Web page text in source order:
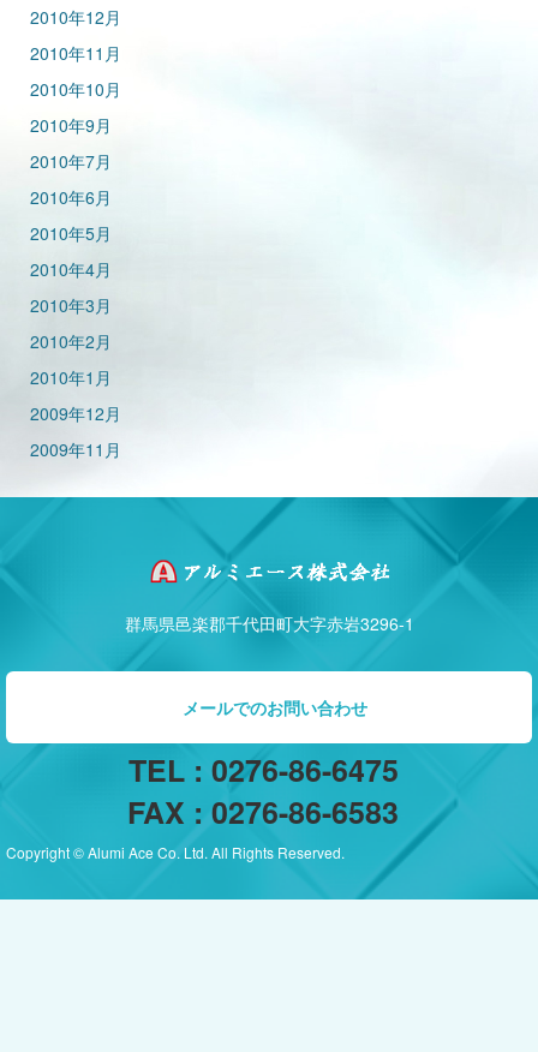
2010年12月
2010年11月
2010年10月
2010年9月
2010年7月
2010年6月
2010年5月
2010年4月
2010年3月
2010年2月
2010年1月
2009年12月
2009年11月
群馬県邑楽郡千代田町大字赤岩3296-1
メールでのお問い合わせ
TEL : 0276-86-6475
FAX : 0276-86-6583
Copyright © Alumi Ace Co. Ltd. All Rights Reserved.